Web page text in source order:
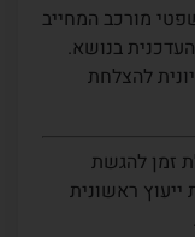
מורכב המחייב
בנושא.
להצלחת
זמן להגשת
ראשונית